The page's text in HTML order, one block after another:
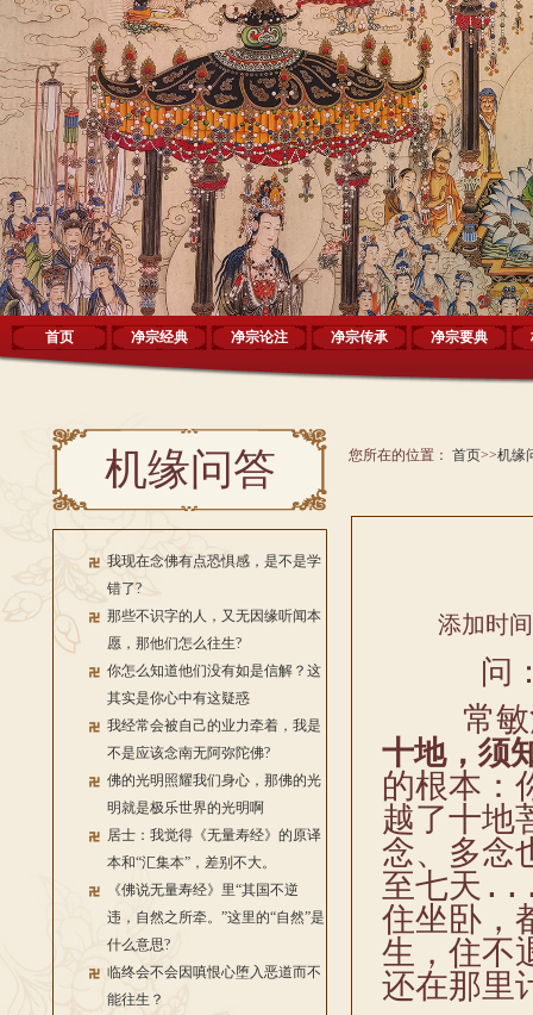
首页 净宗经典 净宗论注 净宗传承 净宗要典
机缘问答
我现在念佛有点恐惧感，是不是学
错了?
那些不识字的人，又无因缘听闻本
愿，那他们怎么往生?
你怎么知道他们没有如是信解？这
其实是你心中有这疑惑
我经常会被自己的业力牵着，我是
不是应该念南无阿弥陀佛?
佛的光明照耀我们身心，那佛的光
明就是极乐世界的光明啊
居士：我觉得《无量寿经》的原译
本和“汇集本”，差别不大。
《佛说无量寿经》里“其国不逆
违，自然之所牵。”这里的“自然”是
什么意思?
临终会不会因嗔恨心堕入恶道而不
能往生？
您所在的位置： 首页>>机缘
添加时
问：
常敏法
十地， 须
的根本：
越了十地
念、 多念
至七天
住坐卧，
生 ，住
还在那里